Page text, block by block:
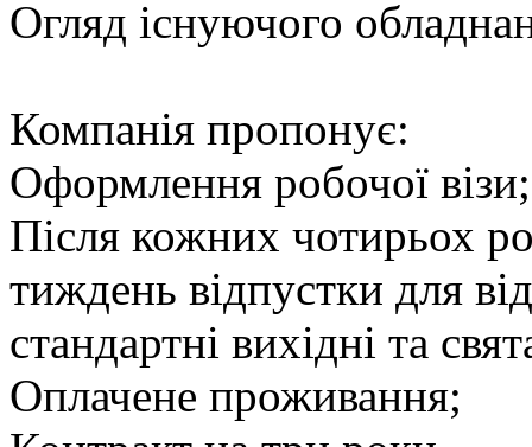
Огляд існуючого
Компанія пропонує:
Оформлення робочої візи;
Після кожних чотирьох
тиждень відпустки для
стандартні вихідні та
Оплачене проживання;